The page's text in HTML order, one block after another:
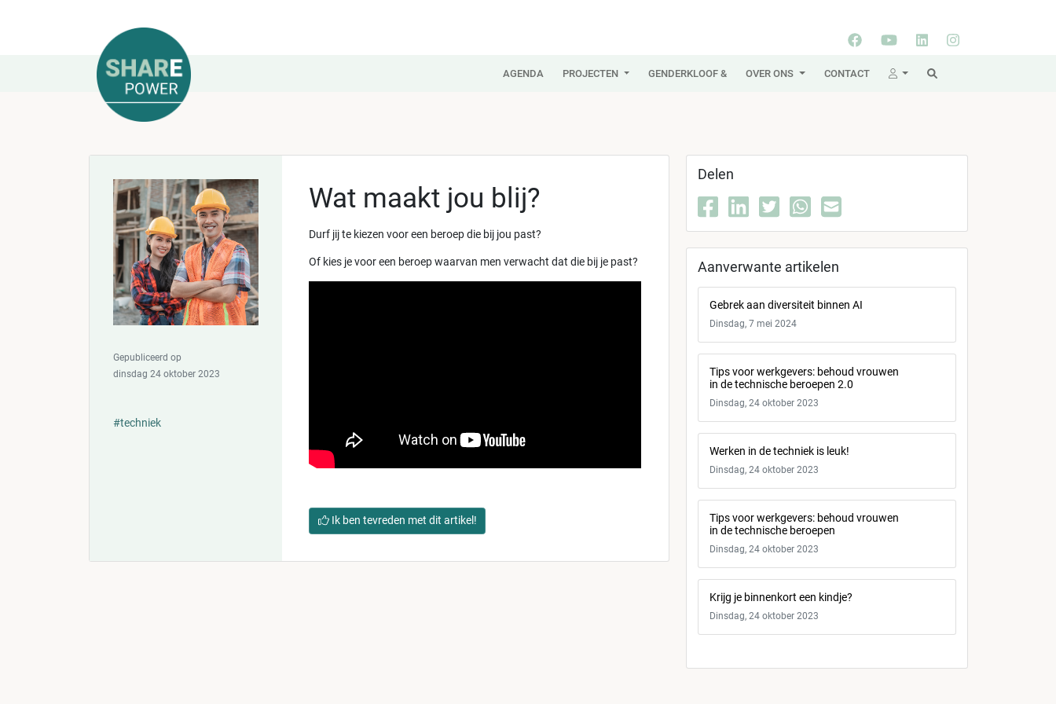
AGENDA PROJECTEN GENDERKLOOF & OVER ONS CONTACT
Gepubliceerd op
dinsdag 24 oktober 2023
#techniek
Wat maakt jou blij?
Durf jij te kiezen voor een beroep die bij jou past?
Of kies je voor een beroep waarvan men verwacht dat die bij je past?
Ik ben tevreden met dit artikel!
Delen
Aanverwante artikelen
Gebrek aan diversiteit binnen AI
Dinsdag, 7 mei 2024
Tips voor werkgevers: behoud vrouwen
in de technische beroepen 2.0
Dinsdag, 24 oktober 2023
Werken in de techniek is leuk!
Dinsdag, 24 oktober 2023
Tips voor werkgevers: behoud vrouwen
in de technische beroepen
Dinsdag, 24 oktober 2023
Krijg je binnenkort een kindje?
Dinsdag, 24 oktober 2023